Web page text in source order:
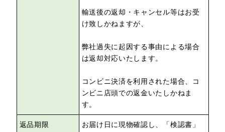
輸送後の返却・キャンセル等はお受
け致しかねますが、
弊社過失に起因する事由による場合
は返却対応いたします。
コンビニ決済を利用された場合、コ
ンビニ店頭での返金いたしかねま
す。
返品期限
お届け日に現物確認し、「検認書」